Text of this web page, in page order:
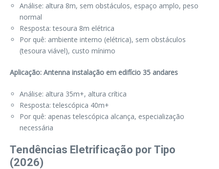
Análise: altura 8m, sem obstáculos, espaço amplo, peso
normal
Resposta: tesoura 8m elétrica
Por quê: ambiente interno (elétrica), sem obstáculos
(tesoura viável), custo mínimo
Aplicação: Antenna instalação em edifício 35 andares
Análise: altura 35m+, altura crítica
Resposta: telescópica 40m+
Por quê: apenas telescópica alcança, especialização
necessária
Tendências Eletrificação por Tipo
(2026)